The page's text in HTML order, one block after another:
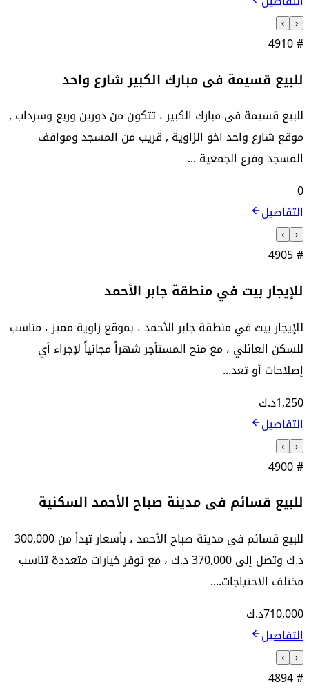
‹
›
4910#
للبيع قسيمة فى مبارك الكبير شارع واحد
للبيع قسيمة فى مبارك الكبير ، تتكون من دورين وربع وسرداب ,
موقع شارع واحد اخو الزاوية , قريب من المسجد ومواقف
المسجد وفرع الجمعية ...
0
التفاصيل
‹
›
4905#
للإيجار بيت في منطقة جابر الأحمد
للإيجار بيت في منطقة جابر الأحمد ، بموقع زاوية مميز ، مناسب
للسكن العائلي ، مع منح المستأجر شهراً مجانياً لإجراء أي
إصلاحات أو تعد...
1,250د.ك
التفاصيل
‹
›
4900#
للبيع قسائم فى مدينة صباح الأحمد السكنية
للبيع قسائم في مدينة صباح الأحمد ، بأسعار تبدأ من 300,000
د.ك وتصل إلى 370,000 د.ك ، مع توفر خيارات متعددة تناسب
مختلف الاحتياجات....
710,000د.ك
التفاصيل
‹
›
4894#